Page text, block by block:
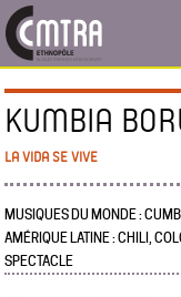
KUMBIA
LA VIDA SE VIVE
MUSIQUES DU MONDE :
AMÉRIQUE LATINE : CHILI,
SPECTACLE